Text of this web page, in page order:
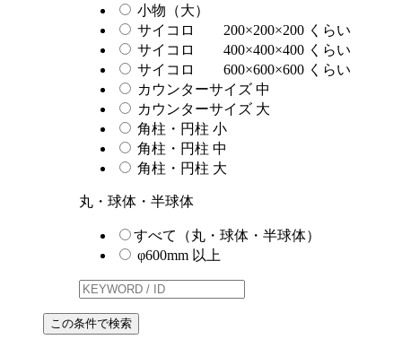
小物（大）
サイコロ 200×200×200 くらい
サイコロ 400×400×400 くらい
サイコロ 600×600×600 くらい
カウンターサイズ 中
カウンターサイズ 大
角柱・円柱 小
角柱・円柱 中
角柱・円柱 大
丸・球体・半球体
すべて（丸・球体・半球体）
φ600mm 以上
この条件で検索